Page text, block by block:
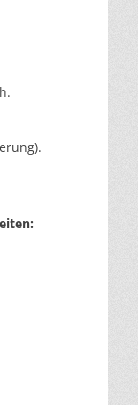
: